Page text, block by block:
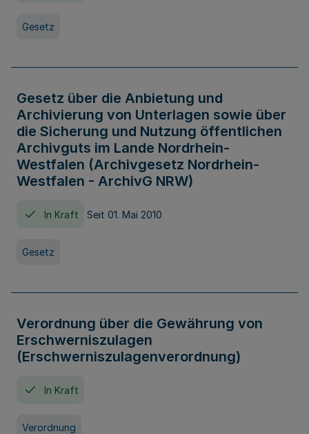
Gesetz
Gesetz über die Anbietung und
Archivierung von Unterlagen sowie über
die Sicherung und Nutzung öffentlichen
Archivguts im Lande Nordrhein-
Westfalen (Archivgesetz Nordrhein-
Westfalen - ArchivG NRW)
In Kraft Seit 01. Mai 2010
Gesetz
Verordnung über die Gewährung von
Erschwerniszulagen
(Erschwerniszulagenverordnung)
In Kraft
Verordnung